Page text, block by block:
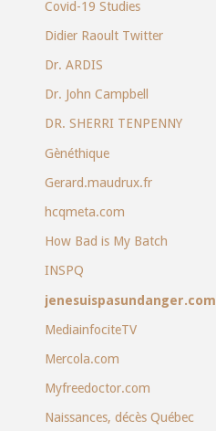
Covid-19 Studies
Didier Raoult Twitter
Dr. ARDIS
Dr. John Campbell
DR. SHERRI TENPENNY
Gènéthique
Gerard.maudrux.fr
hcqmeta.com
How Bad is My Batch
INSPQ
jenesuispasundanger.com
MediainfociteTV
Mercola.com
Myfreedoctor.com
Naissances, décès Québec